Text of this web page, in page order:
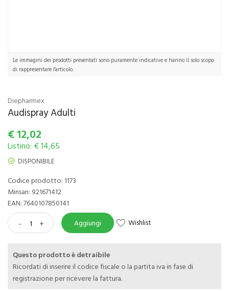
Le immagini dei prodotti presentati sono puramente indicative e hanno il solo scopo
di rappresentare l'articolo.
Diepharmex
Audispray Adulti
€12,02
Listino: € 14,65
DISPONIBILE
Codice prodotto: 1173
Minsan: 921671412
EAN: 7640107850141
- + Aggiungi Wishlist
Questo prodotto è detraibile
Ricordati di inserire il codice fiscale o la partita iva in fase di
registrazione per ricevere la fattura.